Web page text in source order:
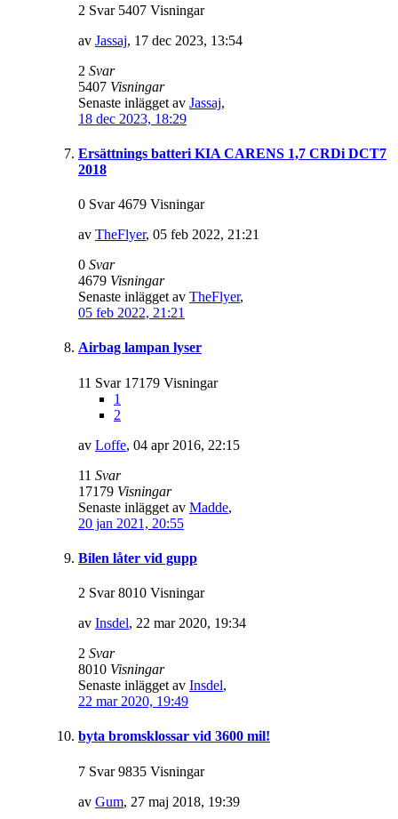
2 Svar 5407 Visningar
av Jassaj, 17 dec 2023, 13:54
2 Svar
5407 Visningar
Senaste inlägget av Jassaj,
18 dec 2023, 18:29
Ersättnings batteri KIA CARENS 1,7 CRDi DCT7
2018
0 Svar 4679 Visningar
av TheFlyer, 05 feb 2022, 21:21
0 Svar
4679 Visningar
Senaste inlägget av TheFlyer,
05 feb 2022, 21:21
Airbag lampan lyser
11 Svar 17179 Visningar
1
2
av Loffe, 04 apr 2016, 22:15
11 Svar
17179 Visningar
Senaste inlägget av Madde,
20 jan 2021, 20:55
Bilen låter vid gupp
2 Svar 8010 Visningar
av Insdel, 22 mar 2020, 19:34
2 Svar
8010 Visningar
Senaste inlägget av Insdel,
22 mar 2020, 19:49
byta bromsklossar vid 3600 mil!
7 Svar 9835 Visningar
av Gum, 27 maj 2018, 19:39